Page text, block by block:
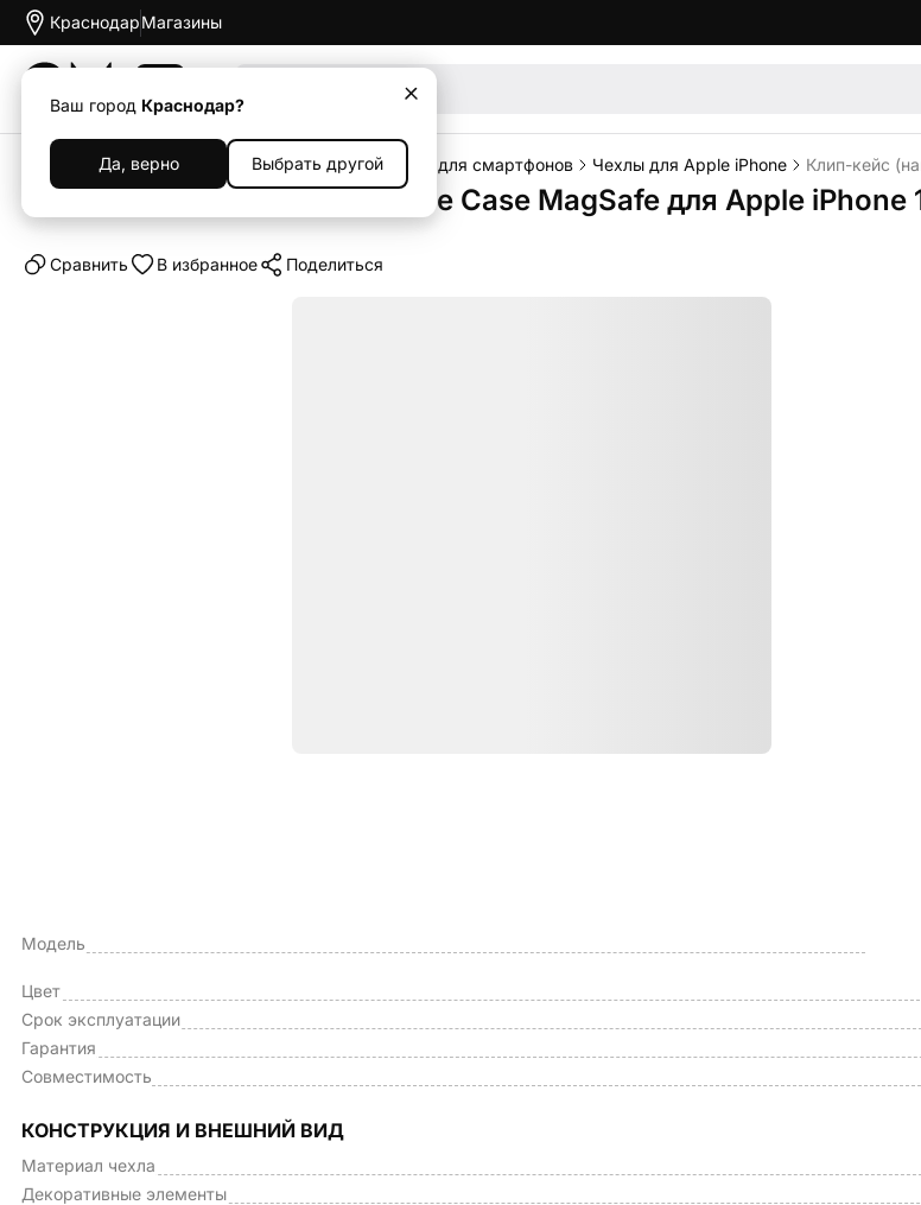
Краснодар
Ваш город Краснодар?
Да, верно Выбрать другой
Магазины
Каталог Аксессуары Чехлы Чехлы для смартфонов Чехлы для Apple iPhone Клип-кейс
Клип-кейс (накладка) Silicone Case MagSafe для Apple iPhone
Cравнить В избранное Поделиться
Модель
Цвет
Срок эксплуатации
Гарантия
Совместимость
КОНСТРУКЦИЯ И ВНЕШНИЙ ВИД
Материал чехла
Декоративные элементы